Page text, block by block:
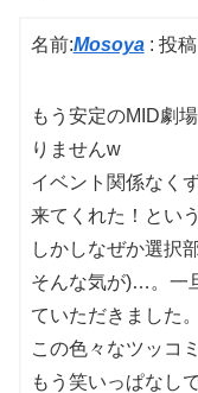
名前:Mosoya: 投
もう安定のMID劇
りませんw
イベント関係なく
来てくれた！とい
しかしなぜか選択
そんな気が)…。一
ていただきました。
この色々なツッコ
もう笑いっぱなし